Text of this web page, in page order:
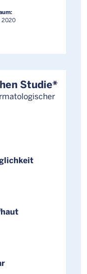
2020
Studie*